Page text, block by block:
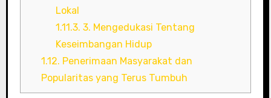
Lokal
1.11.3. 3. Mengedukasi Tentang
Keseimbangan Hidup
1.12. Penerimaan Masyarakat dan
Popularitas yang Terus Tumbuh